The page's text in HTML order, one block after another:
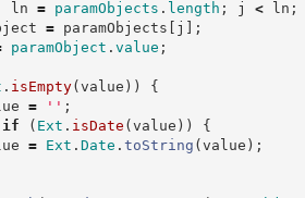
ln = paramObjects . length ; j < ln ;
= paramObjects [ j ] ;
paramObject .value ;
. isEmpty(value ) )
{
= ' ' ;
if ( Ext . isDate (value ) )
{
= Ext .Date .toString (value ) ;